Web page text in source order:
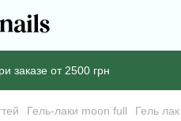
заказе от 2500 грн
Гель-лаки moon full Гель